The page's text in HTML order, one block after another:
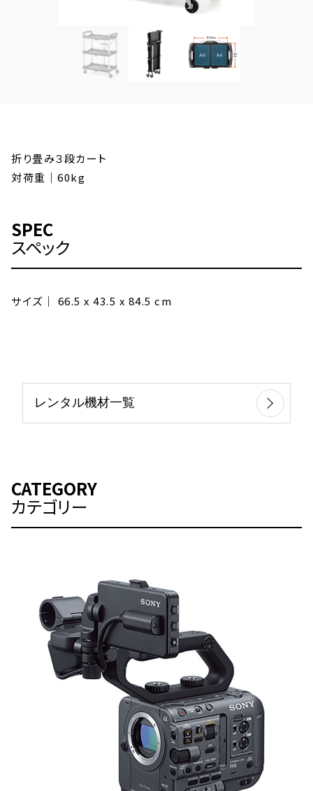
折り畳み３段カート
対荷重｜60kg
SPEC
スペック
サイズ｜ 66.5 x 43.5 x 84.5 cm
レンタル機材一覧
CATEGORY
カテゴリー